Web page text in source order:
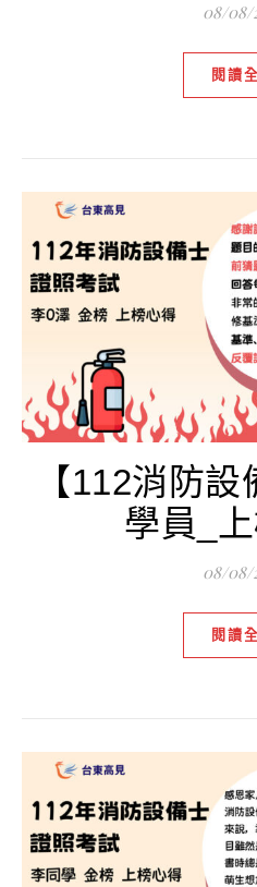
08/08/
閱讀
【112消防
學員_
08/08/
閱讀